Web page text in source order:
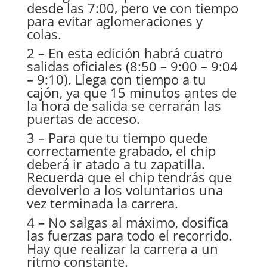
desde las 7:00, pero ve con tiempo
para evitar aglomeraciones y
colas.
2 – En esta edición habrá cuatro
salidas oficiales (8:50 – 9:00 – 9:04
– 9:10). Llega con tiempo a tu
cajón, ya que 15 minutos antes de
la hora de salida se cerrarán las
puertas de acceso.
3 – Para que tu tiempo quede
correctamente grabado, el chip
deberá ir atado a tu zapatilla.
Recuerda que el chip tendrás que
devolverlo a los voluntarios una
vez terminada la carrera.
4 – No salgas al máximo, dosifica
las fuerzas para todo el recorrido.
Hay que realizar la carrera a un
ritmo constante.